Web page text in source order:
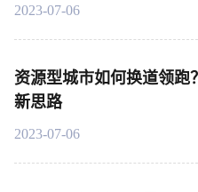
2023-07-06
资源型城市如何换道领跑
新思路
2023-07-06